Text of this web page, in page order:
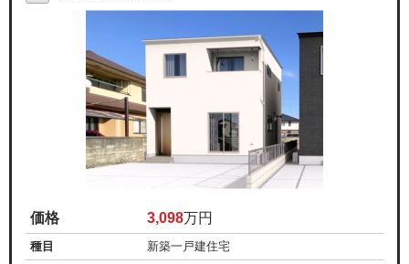
価格 3,098万円
種目
新築一戸建住宅